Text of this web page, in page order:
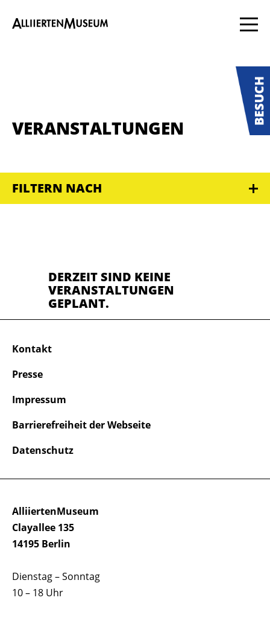
VERANSTALTUNGEN
FILTERN NACH
DERZEIT SIND KEINE
VERANSTALTUNGEN
GEPLANT.
AlliiertenMuseum
Clayallee 135
14195 Berlin
Dienstag – Sonntag
10 – 18 Uhr
Kontakt
Presse
Impressum
Barrierefreiheit der Webseite
Datenschutz